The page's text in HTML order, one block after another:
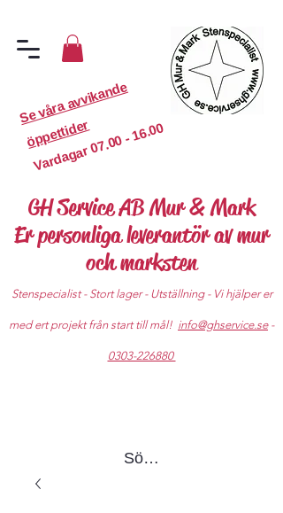
S
e
v
år
a
a
v
vi
k
a
n
d
e
ö
p
p
etti
d
er
Vardagar
07.00 - 16.00
GH Service AB Mur & Mark
Er personliga leverantör av mur
och marksten
Stenspecialist - Stort lager - Utställning - Vi hjälper er
med ert projekt från start till mål! info@ghservice.se-
0303-226880
Sök produkter